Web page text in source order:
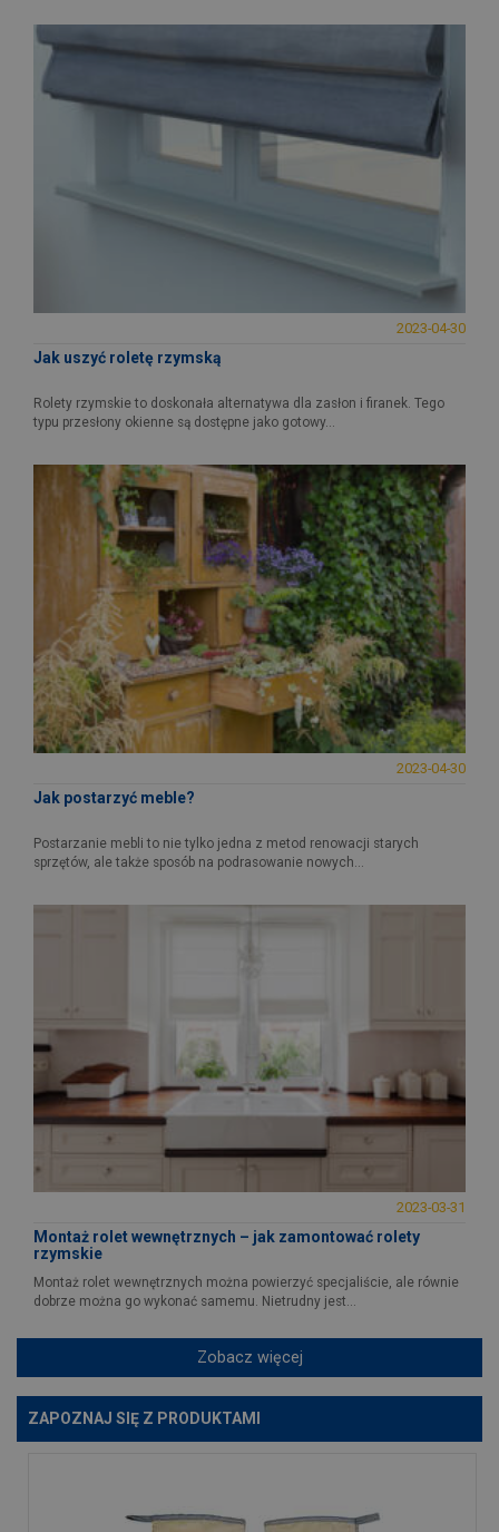
2023-04-30
Jak uszyć roletę rzymską
Rolety rzymskie to doskonała alternatywa dla zasłon i firanek. Tego
typu przesłony okienne są dostępne jako gotowy...
2023-04-30
Jak postarzyć meble?
Postarzanie mebli to nie tylko jedna z metod renowacji starych
sprzętów, ale także sposób na podrasowanie nowych...
2023-03-31
Montaż rolet wewnętrznych – jak zamontować rolety
rzymskie
Montaż rolet wewnętrznych można powierzyć specjaliście, ale równie
dobrze można go wykonać samemu. Nietrudny jest...
Zobacz więcej
ZAPOZNAJ SIĘ Z PRODUKTAMI